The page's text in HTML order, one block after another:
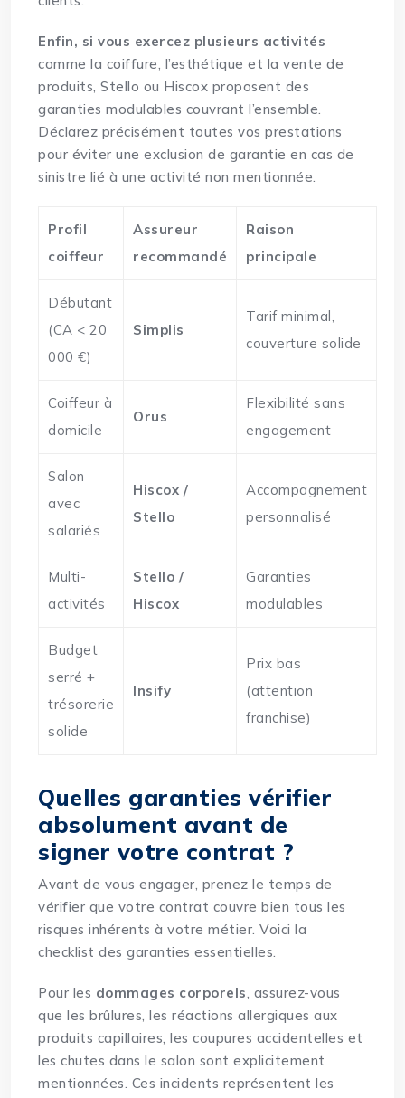
Enfin, si vous exercez plusieurs activités
comme la coiffure, l’esthétique et la vente de
produits, Stello ou Hiscox proposent des
garanties modulables couvrant l’ensemble.
Déclarez précisément toutes vos prestations
pour éviter une exclusion de garantie en cas de
sinistre lié à une activité non mentionnée.
Profil
coiffeur
Assureur
recommandé
Raison
principale
Débutant
(CA < 20
000 €)
Simplis
Tarif minimal,
couverture solide
Coiffeur à
domicile
Orus
Flexibilité sans
engagement
Salon
avec
salariés
Hiscox /
Stello
Accompagnement
personnalisé
Multi-
activités
Stello /
Hiscox
Garanties
modulables
Budget
serré +
trésorerie
solide
Insify
Prix bas
(attention
franchise)
Quelles garanties vérifier
absolument avant de
signer votre contrat ?
Avant de vous engager, prenez le temps de
vérifier que votre contrat couvre bien tous les
risques inhérents à votre métier. Voici la
checklist des garanties essentielles.
Pour les dommages corporels, assurez-vous
que les brûlures, les réactions allergiques aux
produits capillaires, les coupures accidentelles et
les chutes dans le salon sont explicitement
mentionnées. Ces incidents représentent les